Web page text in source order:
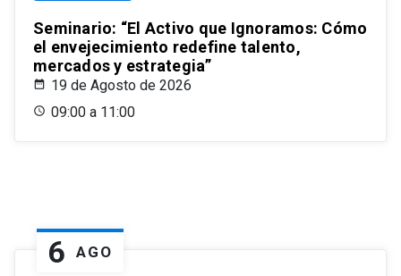
Seminario: “El Activo que Ignoramos: Cómo
el envejecimiento redefine talento,
mercados y estrategia”
19 de Agosto de 2026
09:00 a 11:00
6 AGO